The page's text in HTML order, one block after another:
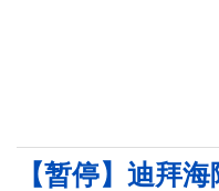
【暂停】迪拜